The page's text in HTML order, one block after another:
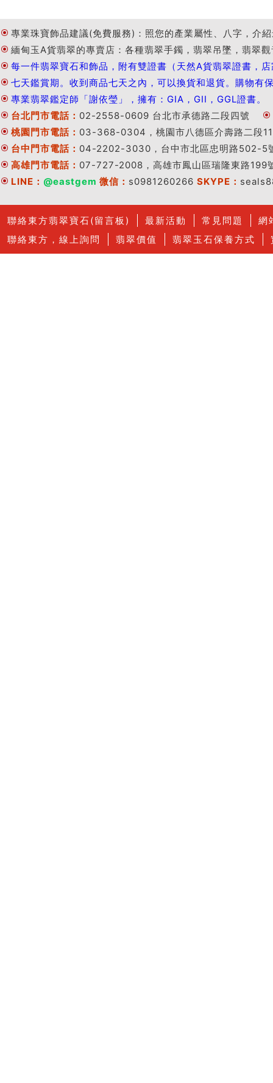
專業珠寶飾品建議(免費服務)：照您的產業屬性、八字，介
緬甸玉A貨翡翠的專賣店：各種翡翠手鐲，翡翠吊墜，翡翠
每一件翡翠寶石和飾品，附有雙證書（天然A貨翡翠證書
七天鑑賞期。收到商品七天之內，可以換貨和退貨。購物有
專業翡翠鑑定師「謝依瑩」，擁有：GIA，GII，GGL證書。
台北門市電話： 02-2558-0609 台北市承德路二段四號
桃園門市電話： 03-368-0304，桃園市八德區介壽路二段
台中門市電話： 04-2202-3030，台中市北區忠明路502-5
高雄門市電話： 07-727-2008，高雄市鳳山區瑞隆東路199
LINE： @eastgem 微信： s0981260266 SKYPE：
聯絡東方翡翠寶石(留言板) 最新活動 常見問題
網
聯絡東方，線上詢問
翡翠價值 翡翠玉石保養方式